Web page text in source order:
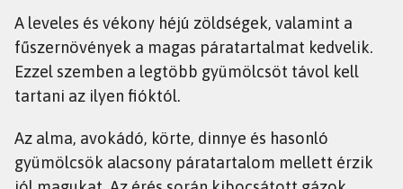
A leveles és vékony héjú zöldségek, valamint a
fűszernövények a magas páratartalmat kedvelik.
Ezzel szemben a legtöbb gyümölcsöt távol kell
tartani az ilyen fióktól.
Az alma, avokádó, körte, dinnye és hasonló
gyümölcsök alacsony páratartalom mellett érzik